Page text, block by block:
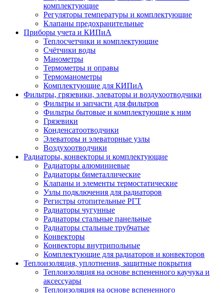
комплектующие
Регуляторы температуры и комплектующие
Клапаны предохранительные
Приборы учета и КИПиА
Теплосчетчики и комплектующие
Счётчики воды
Манометры
Термометры и оправы
Термоманометры
Комплектующие для КИПиА
Фильтры, грязевики, элеваторы и воздухоотводчики
Фильтры и запчасти для фильтров
Фильтры бытовые и комплектующие к ним
Грязевики
Конденсатоотводчики
Элеваторы и элеваторные узлы
Воздухоотводчики
Радиаторы, конвекторы и комплектующие
Радиаторы алюминиевые
Радиаторы биметаллические
Клапаны и элементы термостатические
Узлы подключения для радиаторов
Регистры отопительные РГТ
Радиаторы чугунные
Радиаторы стальные панельные
Радиаторы стальные трубчатые
Конвекторы
Конвекторы внутрипольные
Комплектующие для радиаторов и конвекторов
Теплоизоляция, уплотнения, защитные покрытия
Теплоизоляция на основе вспененного каучука и
аксессуары
Теплоизоляция на основе вспененного